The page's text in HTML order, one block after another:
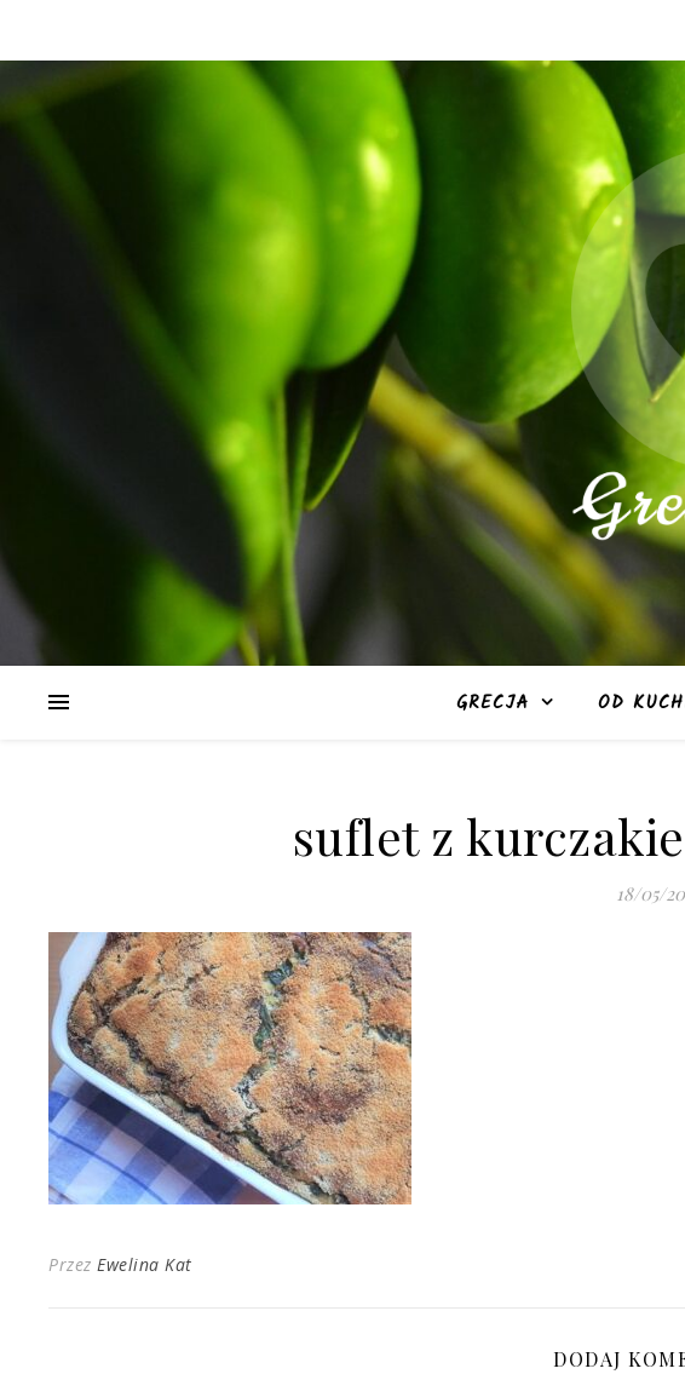
GRECJA OD
suflet z
18/05/
Przez Ewelina Kat
DODAJ